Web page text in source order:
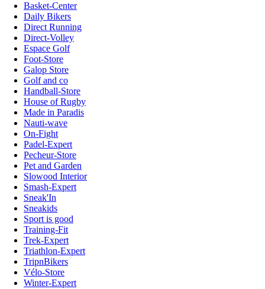
Basket-Center
Daily Bikers
Direct Running
Direct-Volley
Espace Golf
Foot-Store
Galop Store
Golf and co
Handball-Store
House of Rugby
Made in Paradis
Nauti-wave
On-Fight
Padel-Expert
Pecheur-Store
Pet and Garden
Slowood Interior
Smash-Expert
Sneak'In
Sneakids
Sport is good
Training-Fit
Trek-Expert
Triathlon-Expert
TripnBikers
Vélo-Store
Winter-Expert